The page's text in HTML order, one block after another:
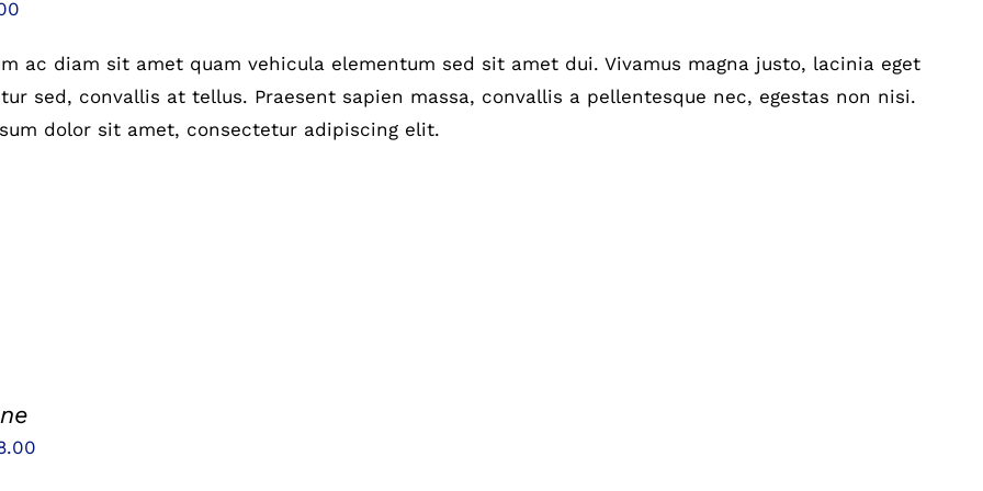
ist:
£6.00.
ac diam sit amet quam vehicula elementum sed sit amet dui. Vivamus magna justo, lacinia eget
sed, convallis at tellus. Praesent sapien massa, convallis a pellentesque nec, egestas non nisi.
dolor sit amet, consectetur adipiscing elit.